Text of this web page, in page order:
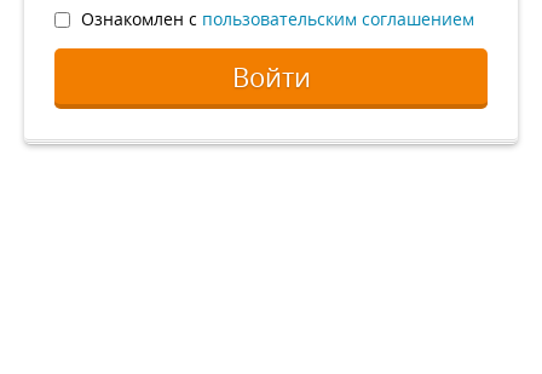
Ознакомлен с пользовательским соглашением
Войти